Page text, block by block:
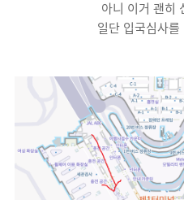
아니 이거 괜히
일단 입국심사